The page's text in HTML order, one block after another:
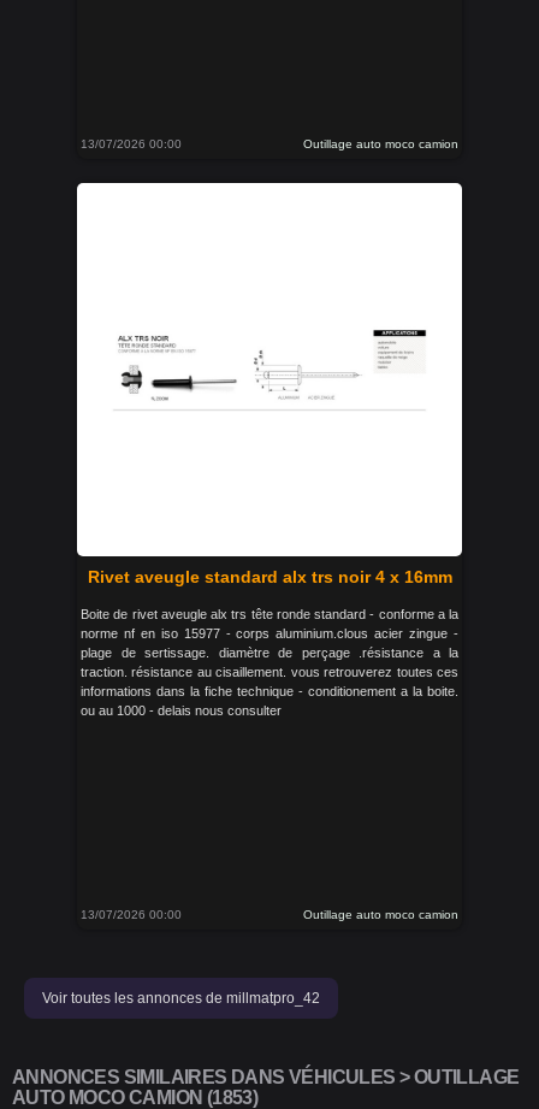
13/07/2026 00:00 Outillage auto moco camion
Rivet aveugle standard alx trs noir 4 x 16mm
Boite de rivet aveugle alx trs tête ronde standard - conforme a la
norme nf en iso 15977 - corps aluminium.clous acier zingue -
plage de sertissage. diamètre de perçage .résistance a la
traction. résistance au cisaillement. vous retrouverez toutes ces
informations dans la fiche technique - conditionement a la boite.
ou au 1000 - delais nous consulter
13/07/2026 00:00 Outillage auto moco camion
Voir toutes les annonces de millmatpro_42
ANNONCES SIMILAIRES DANS VÉHICULES > OUTILLAGE
AUTO MOCO CAMION (1853)